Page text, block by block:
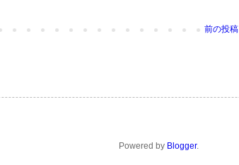
前の投稿
Powered by Blogger.